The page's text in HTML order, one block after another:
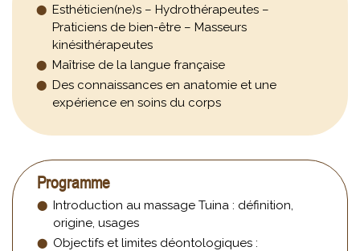
Esthéticien(ne)s – Hydrothérapeutes –
Praticiens de bien-être – Masseurs
kinésithérapeutes
Maîtrise de la langue française
Des connaissances en anatomie et une
expérience en soins du corps
Programme
Introduction au massage Tuina : définition,
origine, usages
Objectifs et limites déontologiques :